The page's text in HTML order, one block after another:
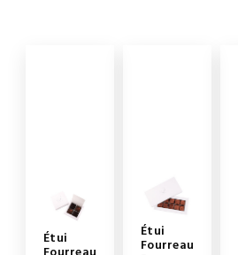
Étui Étui
Fourreau